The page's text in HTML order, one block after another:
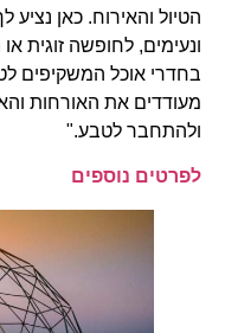
הטיול והאירוח. כאן נציע לך
ונעימים, לחופשה זוגית או
בחדרי אוכל המשקיפים
מעודדים את האורחות
ולהתחבר לטבע."
לפרטים נוספים